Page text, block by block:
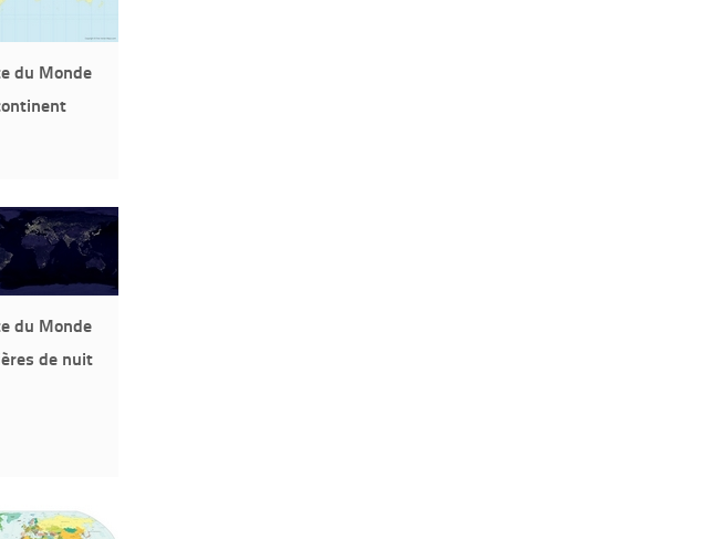
du Monde
du Monde
de nuit